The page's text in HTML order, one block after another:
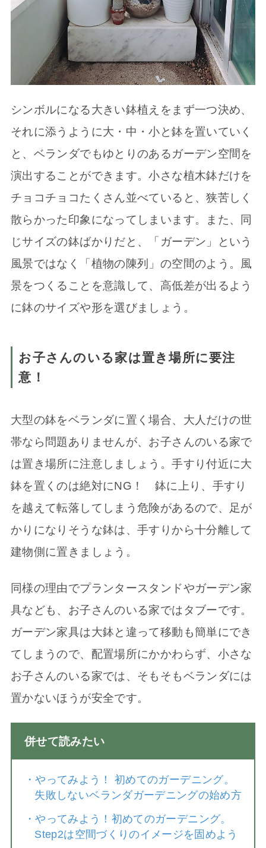
シンボルになる大きい鉢植えをまず一つ決め、
それに添うように大・中・小と鉢を置いていく
と、ベランダでもゆとりのあるガーデン空間を
演出することができます。小さな植木鉢だけを
チョコチョコたくさん並べていると、狭苦しく
散らかった印象になってしまいます。また、同
じサイズの鉢ばかりだと、「ガーデン」という
風景ではなく「植物の陳列」の空間のよう。風
景をつくることを意識して、高低差が出るよう
に鉢のサイズや形を選びましょう。
お子さんのいる家は置き場所に要注
意！
大型の鉢をベランダに置く場合、大人だけの世
帯なら問題ありませんが、お子さんのいる家で
は置き場所に注意しましょう。手すり付近に大
鉢を置くのは絶対にNG！ 鉢に上り、手すり
を越えて転落してしまう危険があるので、足が
かりになりそうな鉢は、手すりから十分離して
建物側に置きましょう。
同様の理由でプランタースタンドやガーデン家
具なども、お子さんのいる家ではタブーです。
ガーデン家具は大鉢と違って移動も簡単にでき
てしまうので、配置場所にかかわらず、小さな
お子さんのいる家では、そもそもベランダには
置かないほうが安全です。
併せて読みたい
・やってみよう！ 初めてのガーデニング。
失敗しないベランダガーデニングの始め方
・やってみよう！初めてのガーデニング。
Step2は空間づくりのイメージを固めよう